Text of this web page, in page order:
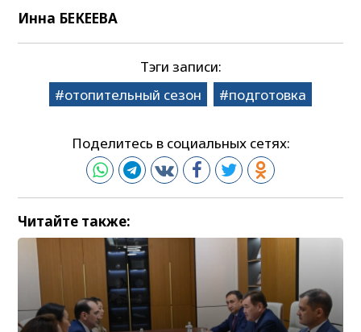
Инна БЕКЕЕВА
Тэги записи:
отопительный сезон
подготовка
Поделитесь в социальных сетях:
Читайте также: